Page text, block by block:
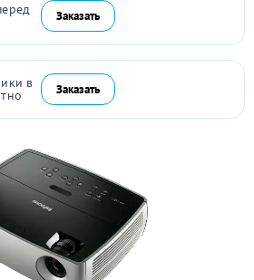
Заказать
в Заказать